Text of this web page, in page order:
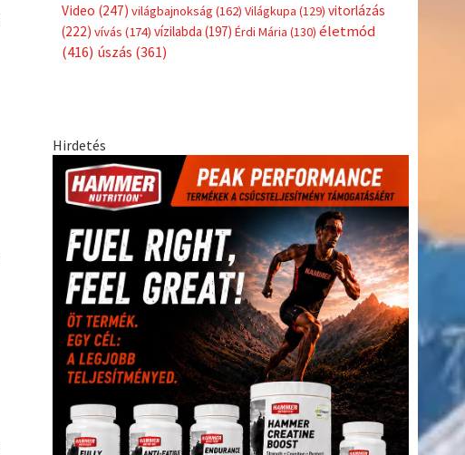
Video (247) világbajnokság (162) Világkupa (129) vitorlázás
(222) vívás (174) vízilabda (197) Érdi Mária (130) életmód
(416) úszás (361)
Hirdetés